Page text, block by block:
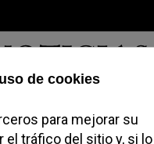
de 2026
#JovenesConFe Podcast